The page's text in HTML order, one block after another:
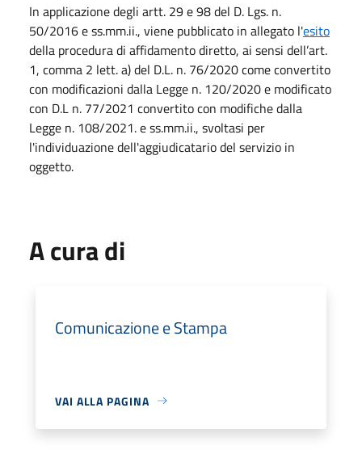
In applicazione degli artt. 29 e 98 del D. Lgs. n.
50/2016 e ss.mm.ii., viene pubblicato in allegato l'esito
della procedura di affidamento diretto, ai sensi dell’art.
1, comma 2 lett. a) del D.L. n. 76/2020 come convertito
con modificazioni dalla Legge n. 120/2020 e modificato
con D.L n. 77/2021 convertito con modifiche dalla
Legge n. 108/2021. e ss.mm.ii., svoltasi per
l'individuazione dell'aggiudicatario del servizio in
oggetto.
A cura di
Comunicazione e Stampa
VAI ALLA PAGINA